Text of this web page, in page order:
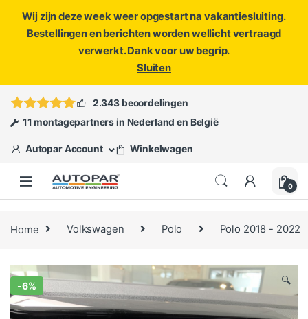
Wij zijn deze week weer opgestart na vakantiesluiting.
Bestellingen en berichten worden wellicht vertraagd
verwerkt. Dank voor uw begrip.
Sluiten
ofopen een ticket
2.343 beoordelingen
11 montagepartners in Nederland en België
Autopar Account Winkelwagen
0
Home Volkswagen Polo Polo 2018 - 2022
-6% 🔍